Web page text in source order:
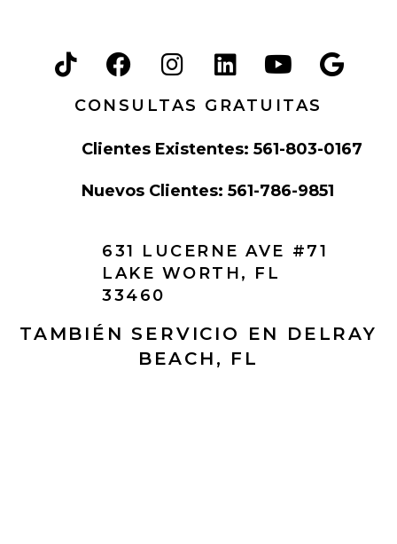
CONSULTAS GRATUITAS
Clientes Existentes: 561-803-0167
Nuevos Clientes: 561-786-9851
631 LUCERNE AVE #71
LAKE WORTH, FL
33460
TAMBIÉN SERVICIO EN DELRAY
BEACH, FL